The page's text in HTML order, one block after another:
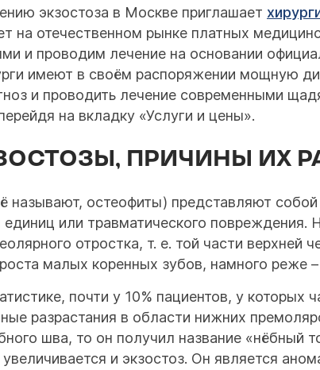
экзостоза в Москве приглашает
на отечественном рынке платных
и проводим лечение на основании
имеют в своём распоряжении мощную
и проводить лечение современными
на вкладку «Услуги и цены».
ПРИЧИНЫ ИХ
называют, остеофиты) представляют
или травматического
отростка, т. е. той части
малых коренных зубов, намного реже
почти у 10% пациентов, у
разрастания в области нижних
шва, то он получил название
и экзостоз. Он является